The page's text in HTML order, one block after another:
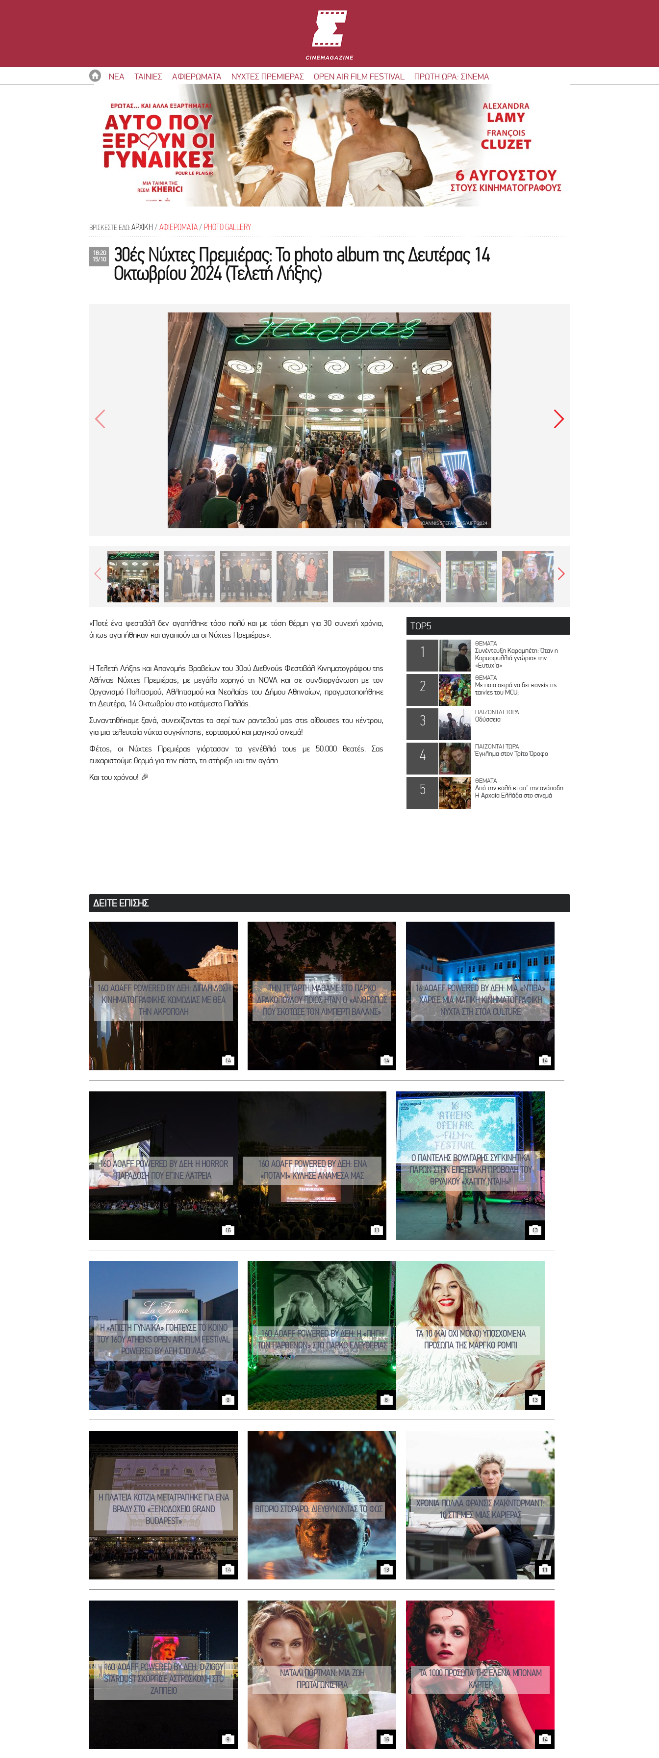
ΝΕΑ ΤΑΙΝΙΕΣ ΑΦΙΕΡΩΜΑΤΑ ΝΥΧΤΕΣ ΠΡΕΜΙΕΡΑΣ OPEN AIR FILM FESTIVAL ΠΡΩΤΗ ΩΡΑ: ΣΙΝΕΜΑ
ΒΡΙΣΚΕΣΤΕ ΕΔΩ: ΑΡΧΙΚΗ / ΑΦΙΕΡΩΜΑΤΑ/ PHOTO GALLERY
18:20
15/10
30ές Νύχτες Πρεμιέρας: Το photo album της Δευτέρας 14
Οκτωβρίου 2024 (Τελετή Λήξης)
«Ποτέ ένα φεστιβάλ δεν αγαπήθηκε τόσο πολύ και με τόση θέρμη για 30 συνεχή χρόνια,
όπως αγαπήθηκαν και αγαπιούνται οι Νύχτες Πρεμιέρας».
Η Τελετή Λήξης και Απονομής Βραβείων του 30ού Διεθνούς Φεστιβάλ Κινηματογράφου της
Αθήνας Νύχτες Πρεμιέρας, με μεγάλο χορηγό τη NOVA και σε συνδιοργάνωση με τον
Οργανισμό Πολιτισμού, Αθλητισμού και Νεολαίας του Δήμου Αθηναίων, πραγματοποιήθηκε
τη Δευτέρα, 14 Οκτωβρίου στο κατάμεστο Παλλάς.
Συναντηθήκαμε ξανά, συνεχίζοντας το σερί των ραντεβού μας στις αίθουσες του κέντρου,
για μια τελευταία νύχτα συγκίνησης, εορτασμού και μαγικού σινεμά!
Φέτος, οι Νύχτες Πρεμιέρας γιόρτασαν τα γενέθλιά τους με 50.000 θεατές. Σας
ευχαριστούμε θερμά για την πίστη, τη στήριξη και την αγάπη.
Και του χρόνου! 🎉
TOP5
1
ΘΕΜΑΤΑ
Συνέντευξη Καραμπέτη: Όταν η
Καρυοφυλλιά γνώρισε την
«Ευτυχία»
2
ΘΕΜΑΤΑ
Με ποια σειρά να δει κανείς τις
ταινίες του MCU;
3
ΠΑΙΖΟΝΤΑΙ ΤΩΡΑ
Οδύσσεια
4
ΠΑΙΖΟΝΤΑΙ ΤΩΡΑ
Έγκλημα στον Τρίτο Όροφο
5
ΘΕΜΑΤΑ
Από την καλή κι απ’ την ανάποδη:
Η Αρχαία Ελλάδα στο σινεμά
ΔΕΙΤΕ ΕΠΙΣΗΣ
14
16Ο AOAFF POWERED BY ΔΕΗ: ΔΙΠΛΗ ΔΟΣΗ
ΚΙΝΗΜΑΤΟΓΡΑΦΙΚΗΣ ΚΩΜΩΔΙΑΣ ΜΕ ΘΕΑ
ΤΗΝ ΑΚΡΟΠΟΛΗ
14
ΤΗΝ ΤΕΤΑΡΤΗ ΜΑΘΑΜΕ ΣΤΟ ΠΑΡΚΟ
ΔΡΑΚΟΠΟΥΛΟΥ ΠΟΙΟΣ ΗΤΑΝ Ο «ΑΝΘΡΩΠΟΣ
ΠΟΥ ΣΚΟΤΩΣΕ ΤΟΝ ΛΙΜΠΕΡΤΙ ΒΑΛΑΝΣ»
14
16 AOAFF POWERED BY ΔΕΗ: ΜΙΑ «ΝΤΙΒΑ»
ΧΑΡΙΣΕ ΜΙΑ ΜΑΓΙΚΗ ΚΙΝΗΜΑΤΟΓΡΑΦΙΚΗ
ΝΥΧΤΑ ΣΤΗ ΣΤΟΑ CULTURE
16
16Ο AOAFF POWERED BY ΔΕΗ: Η HORROR
ΠΑΡΑΔΟΣΗ ΠΟΥ ΕΓΙΝΕ ΛΑΤΡΕΙΑ
11
16Ο AOAFF POWERED BY ΔΕΗ: ΕΝΑ
«ΠΟΤΑΜΙ» ΚΥΛΗΣΕ ΑΝΑΜΕΣΑ ΜΑΣ
13
Ο ΠΑΝΤΕΛΗΣ ΒΟΥΛΓΑΡΗΣ ΣΥΓΚΙΝΗΤΙΚΑ
ΠΑΡΩΝ ΣΤΗΝ ΕΠΕΤΕΙΑΚΗ ΠΡΟΒΟΛΗ ΤΟΥ
ΘΡΥΛΙΚΟΥ «ΧΑΠΠΥ ΝΤΑΙΗ»!
9
Η «ΑΠΙΣΤΗ ΓΥΝΑΙΚΑ» ΓΟΗΤΕΥΣΕ ΤΟ ΚΟΙΝΟ
ΤΟΥ 16ΟΥ ATHENS OPEN AIR FILM FESTIVAL
POWERED BY ΔΕΗ ΣΤΟ ΛΑΙΣ
8
16Ο AOAFF POWERED BY ΔΕΗ: Η «ΠΗΓΗ
ΤΩΝ ΠΑΡΘΕΝΩΝ» ΣΤΟ ΠΑΡΚΟ ΕΛΕΥΘΕΡΙΑΣ
13
ΤΑ 10 (ΚΑΙ ΟΧΙ ΜΟΝΟ) ΥΠΟΣΧΟΜΕΝΑ
ΠΡΟΣΩΠΑ ΤΗΣ ΜΑΡΓΚΟ ΡΟΜΠΙ
14
Η ΠΛΑΤΕΙΑ ΚΟΤΖΙΑ ΜΕΤΑΤΡΑΠΗΚΕ ΓΙΑ ΕΝΑ
ΒΡΑΔΥ ΣΤΟ «ΞΕΝΟΔΟΧΕΙΟ GRAND
BUDAPEST»
13
ΒΙΤΟΡΙΟ ΣΤΟΡΑΡΟ: ΔΙΕΥΘΥΝΟΝΤΑΣ ΤΟ ΦΩΣ
11
ΧΡΟΝΙΑ ΠΟΛΛΑ ΦΡΑΝΣΙΣ ΜΑΚΝΤΟΡΜΑΝΤ:
10 ΣΤΙΓΜΕΣ ΜΙΑΣ ΚΑΡΙΕΡΑΣ
9
16O AOAFF POWERED BY ΔΕΗ: Ο ZIGGY
STARDUST ΣΚΟΡΠΙΣΕ ΑΣΤΡΟΣΚΟΝΗ ΣΤΟ
ΖΑΠΠΕΙΟ
16
ΝΑΤΑΛΙ ΠΟΡΤΜΑΝ: ΜΙΑ ΖΩΗ
ΠΡΩΤΑΓΩΝΙΣΤΡΙΑ
14
ΤΑ 1000 ΠΡΟΣΩΠΑ ΤΗΣ ΕΛΕΝΑ ΜΠΟΝΑΜ
ΚΑΡΤΕΡ